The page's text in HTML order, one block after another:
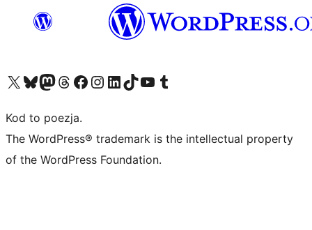
Odwiedź nasze konto X (dawniej Twitter)
Odwiedź nasze konto Bluesky
Odwiedź nasze konto na Mastodoncie
Odwiedź naszego Threadsa
Odwiedź naszego Facebooka
Odwiedź nasze konto na Instagramie
Odwiedź nasze konto na LinkedIn
Odwiedź naszego TikToka
Odwiedź nasz kanał YouTube
Odwiedź naszego Tumblra
Kod to poezja.
The WordPress® trademark is the intellectual property
of the WordPress Foundation.